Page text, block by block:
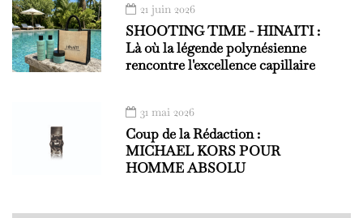
21 juin 2026
SHOOTING TIME - HINAITI :
Là où la légende polynésienne
rencontre l'excellence capillaire
31 mai 2026
Coup de la Rédaction :
MICHAEL KORS POUR
HOMME ABSOLU